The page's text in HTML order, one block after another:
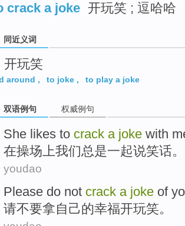
crack a joke 开玩笑 ; 逗哈哈
同近义词
开玩笑
around , to joke , to play a joke
双语例句 权威例句
She likes to crack a joke with
在操场上我们总是一起说笑话。
youdao
Please do not crack a joke of
请不要拿自己的幸福开玩笑。